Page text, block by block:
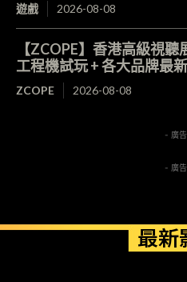
遊戲 2026-08-08
【ZCOPE】香港高級視
工程機試玩 + 各大品牌最
ZCOPE 2026-08-08
- 廣
- 廣
最新